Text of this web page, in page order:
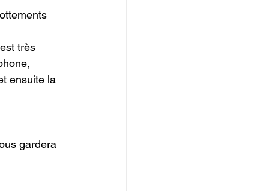
très
ensuite la
gardera